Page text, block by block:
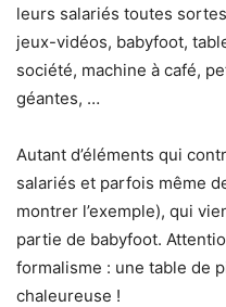
leurs salariés toutes
jeux-vidéos, babyfoot,
société, machine à café,
géantes, …
Autant d’éléments qui
salariés et parfois même
montrer l’exemple), qui
partie de babyfoot.
formalisme : une table de
chaleureuse !